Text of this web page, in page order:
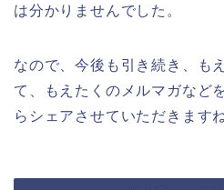
は分かりませんでした。
なので、今後も引き続き、も
て、もえたくのメルマガなど
らシェアさせていただきます